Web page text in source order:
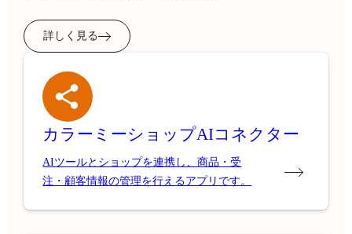
詳しく見る
カラーミーショップAIコネクター
AIツールとショップを連携し、商品・受
注・顧客情報の管理を行えるアプリです。